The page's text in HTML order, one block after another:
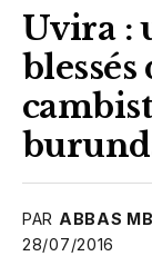
Uvira :
PAR ABBAS
28/07/2016